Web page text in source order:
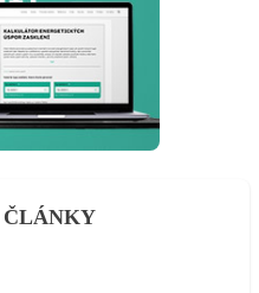
ČLÁNKY